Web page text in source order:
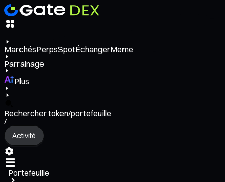
MarchésPerpsSpotÉchangerMeme
Parrainage
Plus
Rechercher token/portefeuille
/
Activité
Portefeuille